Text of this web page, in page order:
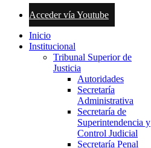
Acceder vía Youtube
Inicio
Institucional
Tribunal Superior de
Justicia
Autoridades
Secretaría
Administrativa
Secretaría de
Superintendencia y
Control Judicial
Secretaría Penal